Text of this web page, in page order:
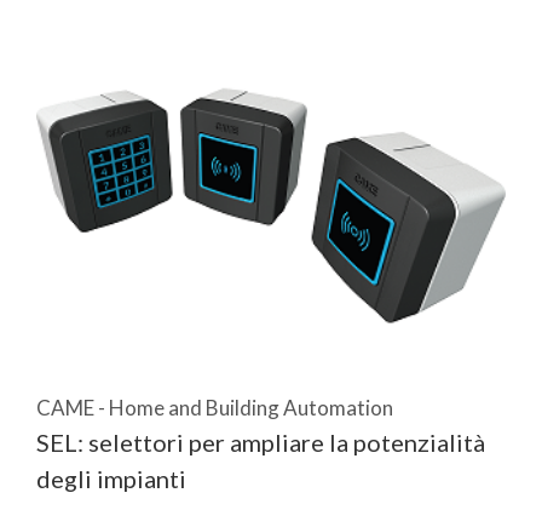
CAME - Home and Building Automation
SEL: selettori per ampliare la potenzialità
degli impianti